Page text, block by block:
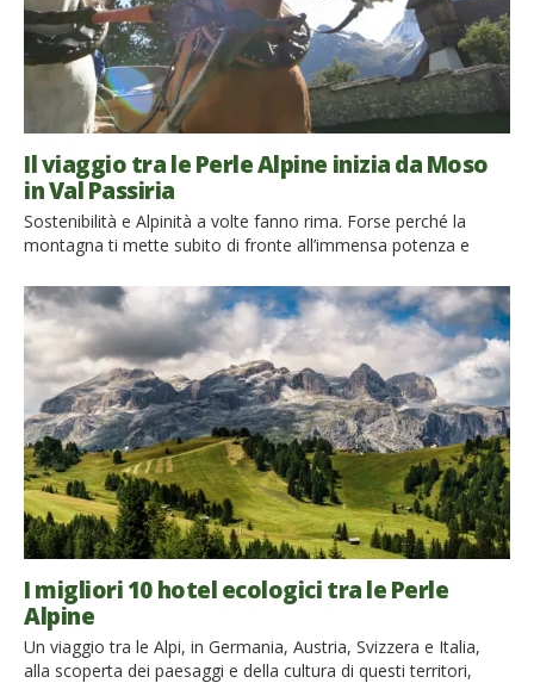
Il viaggio tra le Perle Alpine inizia da Moso
in Val Passiria
Sostenibilità e Alpinità a volte fanno rima. Forse perché la
montagna ti mette subito di fronte all’immensa potenza e
ambienti da proteggere: quella natura che è generosa e
accogliente, se trattata male, può diventare pericolosa e
ostile. Sarà per questo le Alpi oggi sono la culla di alcuni dei
progetti […]
I migliori 10 hotel ecologici tra le Perle
Alpine
Un viaggio tra le Alpi, in Germania, Austria, Svizzera e Italia,
alla scoperta dei paesaggi e della cultura di questi territori,